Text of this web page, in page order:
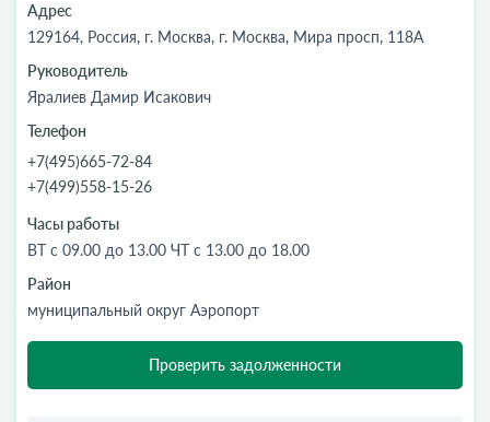
Адрес
129164, Россия, г. Москва, г. Москва, Мира просп, 118А
Руководитель
Яралиев Дамир Исакович
Телефон
+7(495)665-72-84
+7(499)558-15-26
Часы работы
ВТ с 09.00 до 13.00 ЧТ с 13.00 до 18.00
Район
муниципальный округ Аэропорт
Проверить задолженности